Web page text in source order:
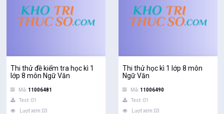
Thi thử đề kiểm tra học kì 1
lớp 8 môn Ngữ Văn
Mã: 11006481
Test: 01
Lượt xem:03
Thi thử học kì 1 lớp 8 môn
Ngữ Văn
Mã: 11006490
Test: 01
Lượt xem:03